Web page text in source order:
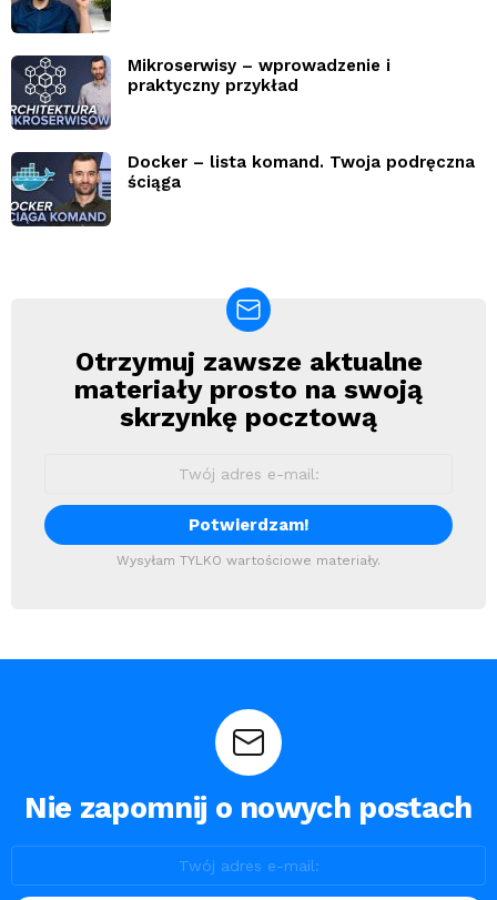
Mikroserwisy – wprowadzenie i
praktyczny przykład
Docker – lista komand. Twoja podręczna
ściąga
Newsletter
Otrzymuj zawsze aktualne
materiały prosto na swoją
skrzynkę pocztową
Wysyłam TYLKO wartościowe materiały.
Nie zapomnij o nowych postach